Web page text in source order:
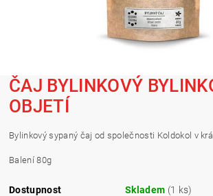
ČAJ BYLINKOVÝ
OBJETÍ
Bylinkový sypaný čaj od společnosti Koldokol v
Balení 80g
Dostupnost Skladem (1 ks)